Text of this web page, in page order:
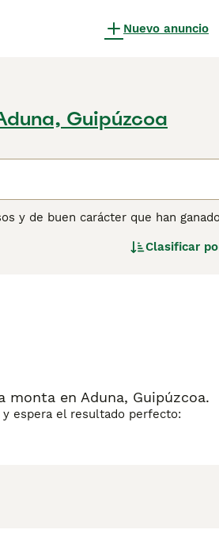
Nuevo anuncio
Guipúzcoa
y de buen carácter que han
para familias con niños por
Clasificar
monta en Aduna, Guipúzcoa.
y espera el resultado perfecto: